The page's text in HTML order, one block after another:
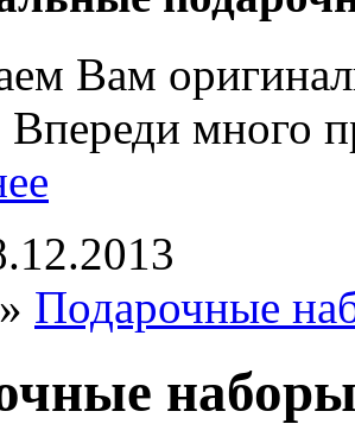
Вам
Впереди много
» Подарочные